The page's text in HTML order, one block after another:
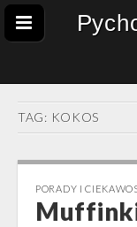
TAG: KOKOS
PORADY I